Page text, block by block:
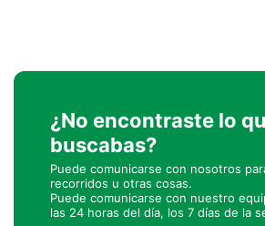
¿No encontraste lo
buscabas?
Puede comunicarse con nosotros
recorridos u otras cosas.
Puede comunicarse con nuestro
las 24 horas del día, los 7 días de la